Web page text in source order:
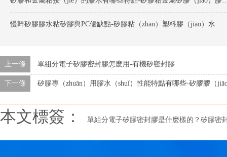
慢幹矽膠膠水粘矽膠與PC優缺點-矽膠粘（zhān）塑料膠（jiāo）水
上一條 單組分電子矽膠密封膠怎麽用-有機矽密封膠
下一條 矽膠專（zhuān）用膠水（shuǐ）性能特點有哪些-矽膠膠（
本文標簽： 單組分電子矽膠密封膠是什麽樣的？矽膠密